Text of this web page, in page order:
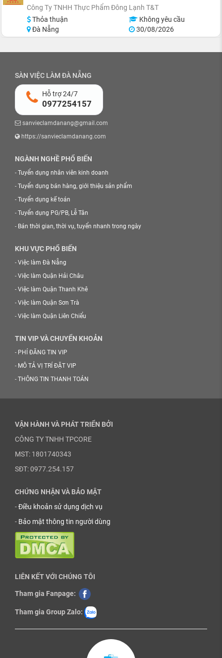
Công Ty TNHH Thực Phẩm Đông Lạnh T&T
Thỏa thuận
Không yêu cầu
Đà Nẵng
30/08/2026
SÀN VIỆC LÀM ĐÀ NẴNG
Hỗ trợ 24/7
0977254157
sanvieclamdanang@gmail.com
https://sanvieclamdanang.com
NGÀNH NGHỀ PHỔ BIẾN
- Tuyển dụng nhân viên kinh doanh
- Tuyển dụng bán hàng, giới thiệu sản phẩm
- Tuyển dụng kế toán
- Tuyển dụng PG/PB, Lễ Tân
- Bán thời gian, thời vụ, tuyển nhanh trong ngày
KHU VỰC PHỔ BIẾN
- Việc làm Đà Nẵng
- Việc làm Quận Hải Châu
- Việc làm Quận Thanh Khê
- Việc làm Quận Sơn Trà
- Việc làm Quận Liên Chiểu
TIN VIP VÀ CHUYỂN KHOẢN
- PHÍ ĐĂNG TIN VIP
- MÔ TẢ VỊ TRÍ ĐẶT VIP
- THÔNG TIN THANH TOÁN
VẬN HÀNH VÀ PHÁT TRIỂN BỞI
CÔNG TY TNHH TPCORE
MST: 1801740343
SĐT: 0977.254.157
CHỨNG NHẬN VÀ BẢO MẬT
-Điều khoản sử dụng dịch vụ
- Bảo mật thông tin người dùng
LIÊN KẾT VỚI CHÚNG TÔI
Tham gia Fanpage:
Tham gia Group Zalo: